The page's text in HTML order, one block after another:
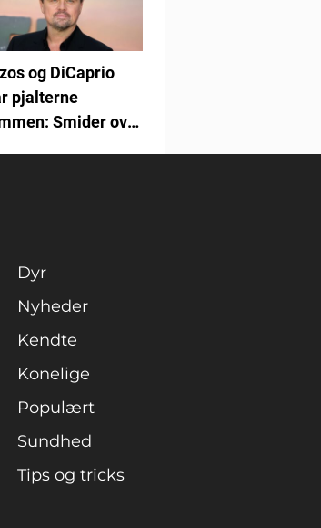
og DiCaprio
pjalterne
Smider over
Dyr
Nyheder
Kendte
Konelige
Populært
Sundhed
Tips og tricks